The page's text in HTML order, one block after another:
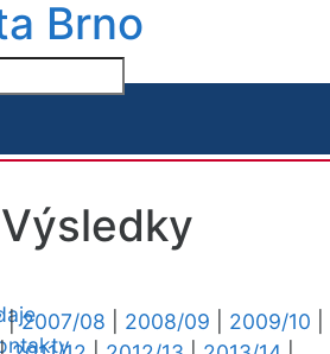
Brno
Výsledky
|2007/08 2008/09 2009/10